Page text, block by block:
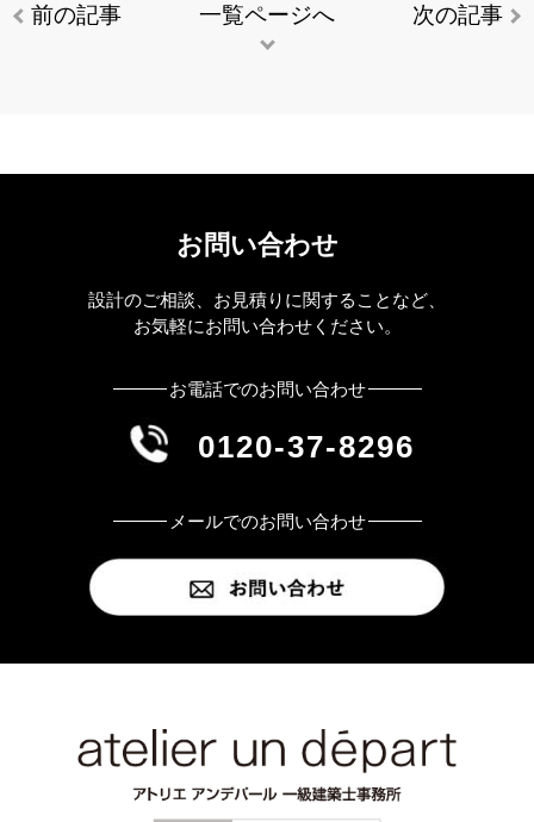
前の記事 一覧ページへ 次の記事
お問い合わせ
設計のご相談、お見積りに関することなど、
お気軽にお問い合わせください。
お電話でのお問い合わせ
0120-37-8296
メールでのお問い合わせ